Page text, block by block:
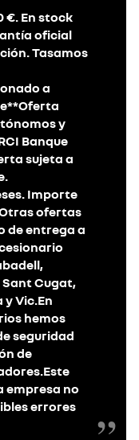
€. En stock
oficial
Tasamos
a
y
Banque
sujeta a
Importe
ofertas
de entrega a
Sant Cugat,
Vic.En
hemos
seguridad
de
empresa no
errores